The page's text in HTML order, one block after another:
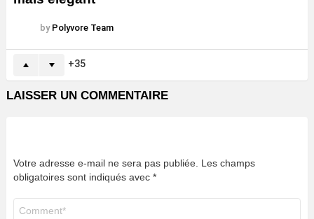
by Polyvore Team
35
LAISSER UN COMMENTAIRE
Votre adresse e-mail ne sera pas publiée. Les champs
obligatoires sont indiqués avec *